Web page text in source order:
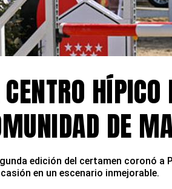
DE
edición del certamen coronó a
en un escenario inmejorable.